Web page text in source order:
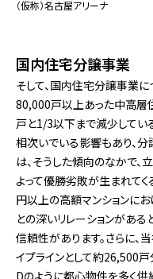
（仮称）名古屋アリーナ
国内住宅分譲事業
そして、国内住宅分譲事業
80,000戸以上あった中高層
戸と1/3以下まで減少してい
相次いでいる影響もあり、分
は、そうした傾向のなかで、
よって優勝劣敗が生まれてく
円以上の高額マンションに
との深いリレーションがある
信頼性があります。さらに
イプラインとして約26,500